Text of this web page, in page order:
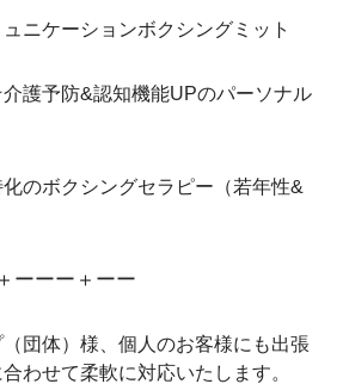
ニケーションボクシングミット
護予防&認知機能UPのパーソナル
化のボクシングセラピー（若年性&
ーーー＋ーー
団体）様、個人のお客様にも出張
わせて柔軟に対応いたします。